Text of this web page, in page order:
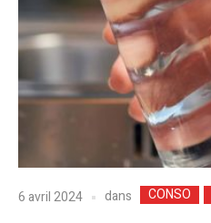
6 avril 2024 dans CONSO